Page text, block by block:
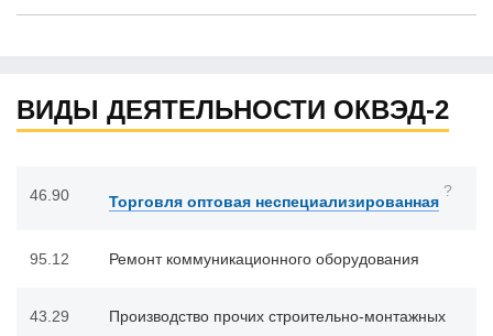
ВИДЫ ДЕЯТЕЛЬНОСТИ ОКВЭД-2
46.90 Торговля оптовая неспециализированная
?
95.12 Ремонт коммуникационного оборудования
43.29
Производство прочих строительно-монтажных